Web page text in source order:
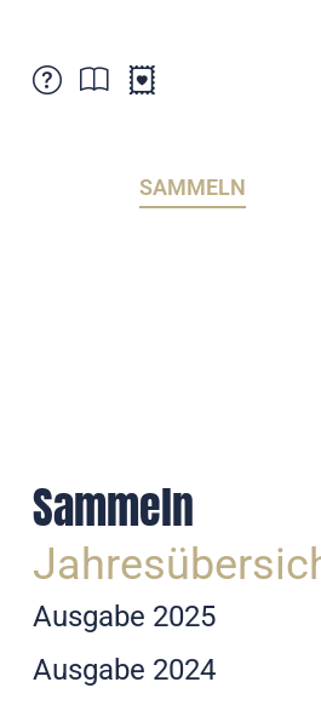
Verkaufsstellen
Abonnemente
SAMMELN
Sammeln
Ausgabe 2025
Ausgabe 2024